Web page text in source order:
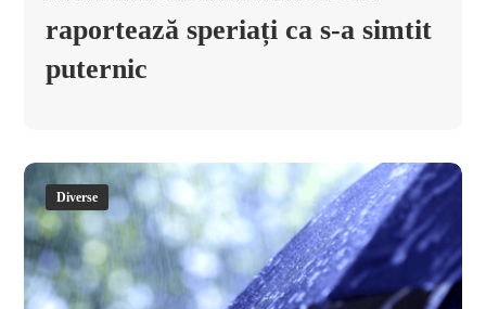
raportează speriați ca s-a simtit
puternic
Diverse